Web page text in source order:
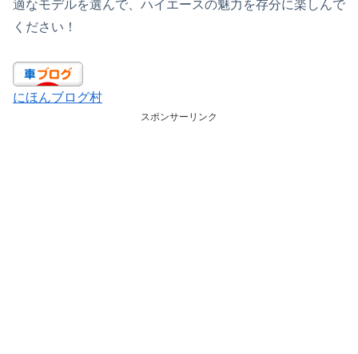
適なモデルを選んで、ハイエースの魅力を存分に楽しんで
ください！
にほんブログ村
スポンサーリンク